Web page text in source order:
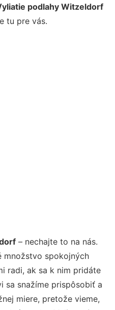
podlahy Witzeldorf
tu pre vás.
– nechajte to na nás.
množstvo spokojných
radi, ak sa k nim pridáte
sa snažíme prispôsobiť a
miere, pretože vieme,